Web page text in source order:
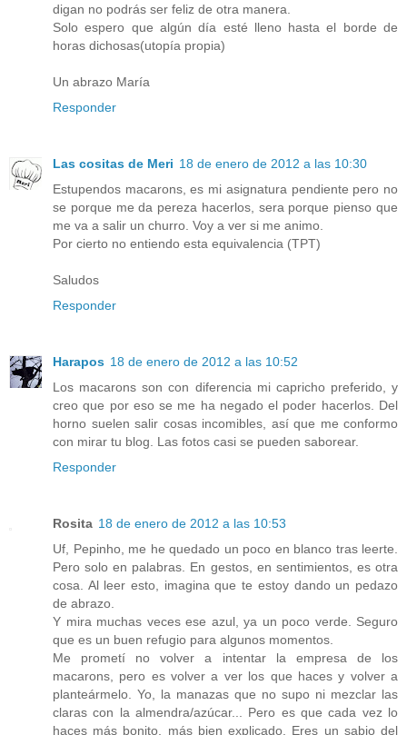
digan no podrás ser feliz de otra manera.
Solo espero que algún día esté lleno hasta el borde de
horas dichosas(utopía propia)
Un abrazo María
Responder
Las cositas de Meri 18 de enero de 2012 a las 10:30
Estupendos macarons, es mi asignatura pendiente pero no
se porque me da pereza hacerlos, sera porque pienso que
me va a salir un churro. Voy a ver si me animo.
Por cierto no entiendo esta equivalencia (TPT)
Saludos
Responder
Harapos 18 de enero de 2012 a las 10:52
Los macarons son con diferencia mi capricho preferido, y
creo que por eso se me ha negado el poder hacerlos. Del
horno suelen salir cosas incomibles, así que me conformo
con mirar tu blog. Las fotos casi se pueden saborear.
Responder
Rosita 18 de enero de 2012 a las 10:53
Uf, Pepinho, me he quedado un poco en blanco tras leerte.
Pero solo en palabras. En gestos, en sentimientos, es otra
cosa. Al leer esto, imagina que te estoy dando un pedazo
de abrazo.
Y mira muchas veces ese azul, ya un poco verde. Seguro
que es un buen refugio para algunos momentos.
Me prometí no volver a intentar la empresa de los
macarons, pero es volver a ver los que haces y volver a
planteármelo. Yo, la manazas que no supo ni mezclar las
claras con la almendra/azúcar... Pero es que cada vez lo
haces más bonito, más bien explicado. Eres un sabio del